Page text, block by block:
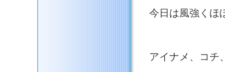
今日は風強くほ
アイナメ、コチ